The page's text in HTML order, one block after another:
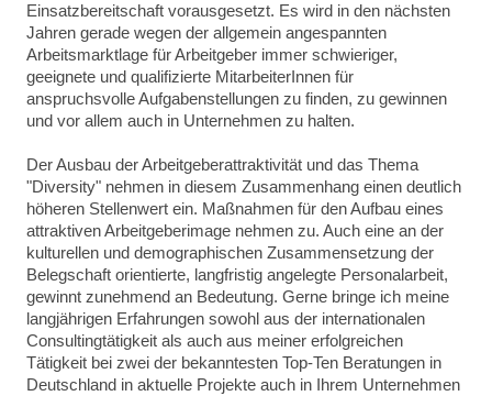
Einsatzbereitschaft vorausgesetzt. Es wird in den nächsten
Jahren gerade wegen der allgemein angespannten
Arbeitsmarktlage für Arbeitgeber immer schwieriger,
geeignete und qualifizierte MitarbeiterInnen für
anspruchsvolle Aufgabenstellungen zu finden, zu gewinnen
und vor allem auch in Unternehmen zu halten.
Der Ausbau der Arbeitgeberattraktivität und das Thema
"Diversity" nehmen in diesem Zusammenhang einen deutlich
höheren Stellenwert ein. Maßnahmen für den Aufbau eines
attraktiven Arbeitgeberimage nehmen zu. Auch eine an der
kulturellen und demographischen Zusammensetzung der
Belegschaft orientierte, langfristig angelegte Personalarbeit,
gewinnt zunehmend an Bedeutung. Gerne bringe ich meine
langjährigen Erfahrungen sowohl aus der internationalen
Consultingtätigkeit als auch aus meiner erfolgreichen
Tätigkeit bei zwei der bekanntesten Top-Ten Beratungen in
Deutschland in aktuelle Projekte auch in Ihrem Unternehmen